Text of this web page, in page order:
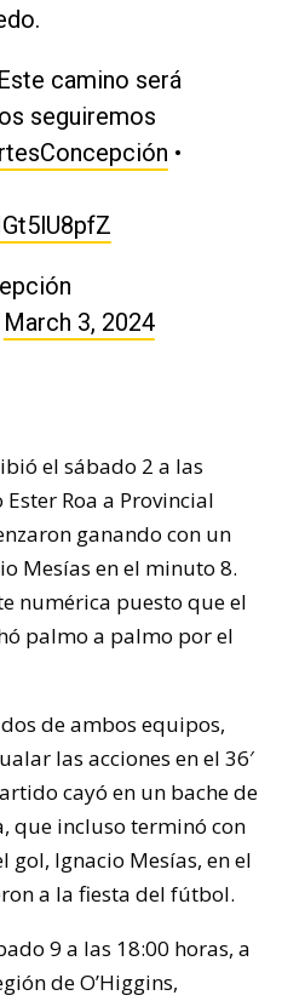
camino será
seguiremos
•
March 3, 2024
el sábado 2 a las
Roa a Provincial
ganando con un
Mesías en el minuto 8.
numérica puesto que el
palmo a palmo por el
de ambos equipos,
las acciones en el 36′
cayó en un bache de
que incluso terminó con
Ignacio Mesías, en el
a la fiesta del fútbol.
9 a las 18:00 horas, a
de O’Higgins,